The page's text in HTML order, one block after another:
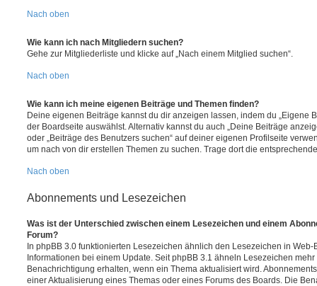
Nach oben
Wie kann ich nach Mitgliedern suchen?
Gehe zur Mitgliederliste und klicke auf „Nach einem Mitglied suchen“.
Nach oben
Wie kann ich meine eigenen Beiträge und Themen finden?
Deine eigenen Beiträge kannst du dir anzeigen lassen, indem du „Eigene
der Boardseite auswählst. Alternativ kannst du auch „Deine Beiträge
oder „Beiträge des Benutzers suchen“ auf deiner eigenen Profilseite
um nach von dir erstellen Themen zu suchen. Trage dort die
Nach oben
Abonnements und Lesezeichen
Was ist der Unterschied zwischen einem Lesezeichen und einem
Forum?
In phpBB 3.0 funktionierten Lesezeichen ähnlich den Lesezeichen in
Informationen bei einem Update. Seit phpBB 3.1 ähneln Lesezeichen
Benachrichtigung erhalten, wenn ein Thema aktualisiert wird.
einer Aktualisierung eines Themas oder eines Forums des Boards. Die